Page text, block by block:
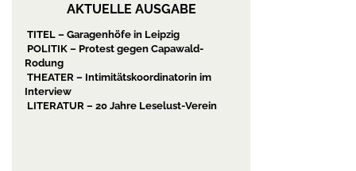
AKTUELLE AUSGABE
TITEL – Garagenhöfe in Leipzig
POLITIK – Protest gegen Capawald-
Rodung
THEATER – Intimitätskoordinatorin im
Interview
LITERATUR – 20 Jahre Leselust-Verein